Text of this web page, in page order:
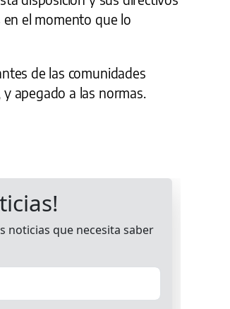
el momento que lo
de las comunidades
apegado a las normas.